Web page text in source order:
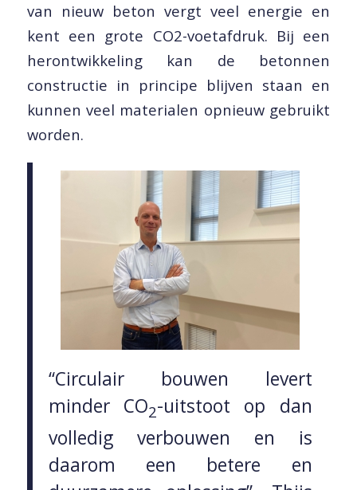
van nieuw beton vergt veel energie en
kent een grote CO2-voetafdruk. Bij een
herontwikkeling kan de betonnen
constructie in principe blijven staan en
kunnen veel materialen opnieuw gebruikt
worden.
“Circulair bouwen levert
minder CO2-uitstoot op dan
volledig verbouwen en is
daarom een betere en